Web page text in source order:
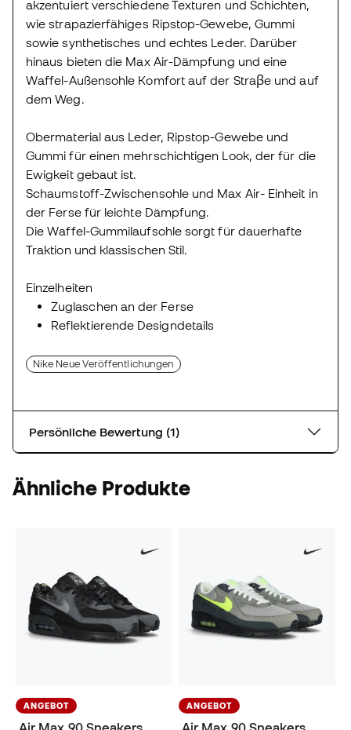
akzentuiert verschiedene Texturen und Schichten,
wie strapazierfähiges Ripstop-Gewebe, Gummi
sowie synthetisches und echtes Leder. Darüber
hinaus bieten die Max Air-Dämpfung und eine
Waffel-Außensohle Komfort auf der Straβe und auf
dem Weg.
Obermaterial aus Leder, Ripstop-Gewebe und
Gummi für einen mehrschichtigen Look, der für die
Ewigkeit gebaut ist.
Schaumstoff-Zwischensohle und Max Air- Einheit in
der Ferse für leichte Dämpfung.
Die Waffel-Gummilaufsohle sorgt für dauerhafte
Traktion und klassischen Stil.
Einzelheiten
Zuglaschen an der Ferse
Reflektierende Designdetails
Nike Neue Veröffentlichungen
Persönliche Bewertung (1)
Ähnliche Produkte
ANGEBOT ANGEBOT